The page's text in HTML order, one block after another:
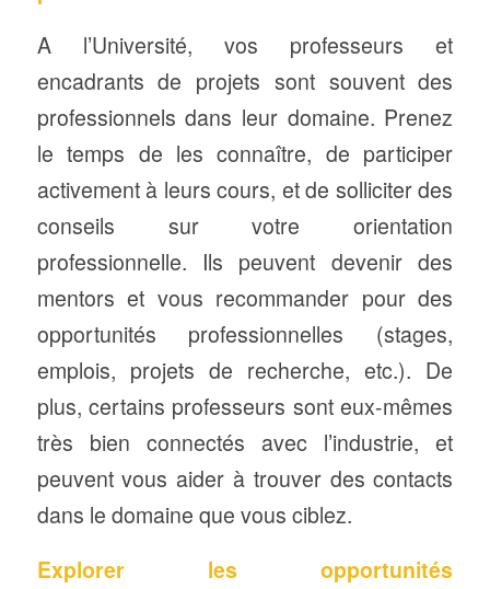
A l’Université, vos professeurs et
encadrants de projets sont souvent des
professionnels dans leur domaine. Prenez
le temps de les connaître, de participer
activement à leurs cours, et de solliciter des
conseils sur votre orientation
professionnelle. Ils peuvent devenir des
mentors et vous recommander pour des
opportunités professionnelles (stages,
emplois, projets de recherche, etc.). De
plus, certains professeurs sont eux-mêmes
très bien connectés avec l’industrie, et
peuvent vous aider à trouver des contacts
dans le domaine que vous ciblez.
Explorer les opportunités